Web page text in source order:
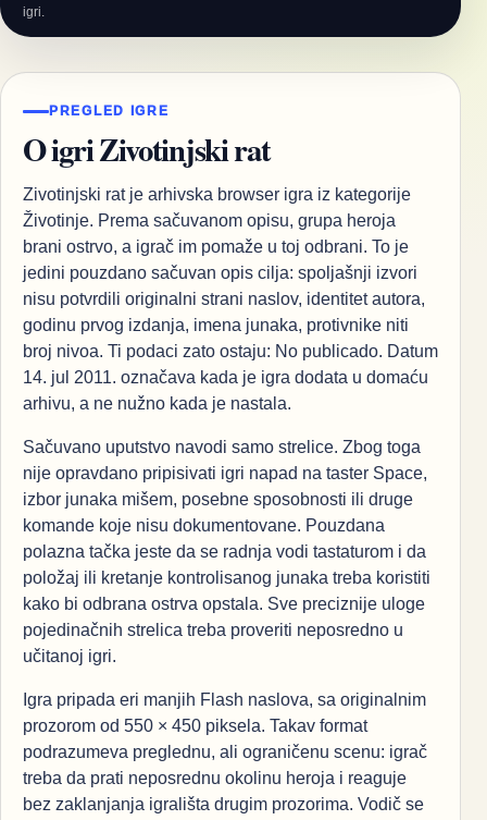
igri.
PREGLED IGRE
O igri Zivotinjski rat
Zivotinjski rat je arhivska browser igra iz kategorije
Životinje. Prema sačuvanom opisu, grupa heroja
brani ostrvo, a igrač im pomaže u toj odbrani. To je
jedini pouzdano sačuvan opis cilja: spoljašnji izvori
nisu potvrdili originalni strani naslov, identitet autora,
godinu prvog izdanja, imena junaka, protivnike niti
broj nivoa. Ti podaci zato ostaju: No publicado. Datum
14. jul 2011. označava kada je igra dodata u domaću
arhivu, a ne nužno kada je nastala.
Sačuvano uputstvo navodi samo strelice. Zbog toga
nije opravdano pripisivati igri napad na taster Space,
izbor junaka mišem, posebne sposobnosti ili druge
komande koje nisu dokumentovane. Pouzdana
polazna tačka jeste da se radnja vodi tastaturom i da
položaj ili kretanje kontrolisanog junaka treba koristiti
kako bi odbrana ostrva opstala. Sve preciznije uloge
pojedinačnih strelica treba proveriti neposredno u
učitanoj igri.
Igra pripada eri manjih Flash naslova, sa originalnim
prozorom od 550 × 450 piksela. Takav format
podrazumeva preglednu, ali ograničenu scenu: igrač
treba da prati neposrednu okolinu heroja i reaguje
bez zaklanjanja igrališta drugim prozorima. Vodič se